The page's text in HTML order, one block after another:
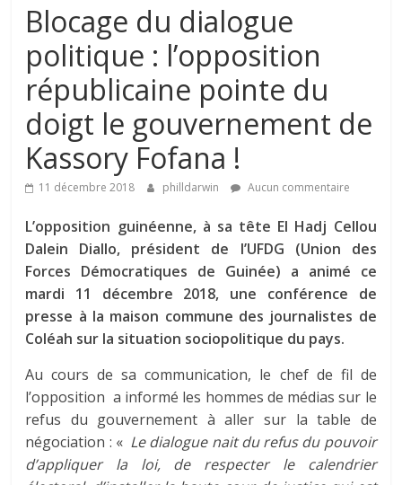
Blocage du dialogue
politique : l’opposition
républicaine pointe du
doigt le gouvernement de
Kassory Fofana !
11 décembre 2018 philldarwin Aucun commentaire
L’opposition guinéenne, à sa tête El Hadj Cellou
Dalein Diallo, président de l’UFDG (Union des
Forces Démocratiques de Guinée) a animé ce
mardi 11 décembre 2018, une conférence de
presse à la maison commune des journalistes de
Coléah sur la situation sociopolitique du pays.
Au cours de sa communication, le chef de fil de
l’opposition a informé les hommes de médias sur le
refus du gouvernement à aller sur la table de
négociation : « Le dialogue nait du refus du pouvoir
d’appliquer la loi, de respecter le calendrier